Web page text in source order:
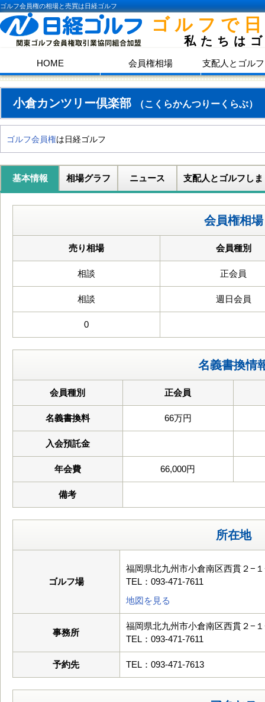
ゴルフ会員権の相場と売買は日経ゴルフ
ゴルフで
私たちは
HOME 会員権相場 支配人とゴル
小倉カンツリー倶楽部 （こくらかんつりーくらぶ）
ゴルフ会員権は日経ゴルフ
基本情報 相場グラフ ニュース 支配人とゴルフしま
会員権相場
売り相場 会員種別
相談 正会員
相談 週日会員
0
名義書換情
会員種別 正会員
名義書換料 66万円
入会預託金
年会費 66,000円
備考
所在地
ゴルフ場
福岡県北九州市小倉南区西貫２−
TEL：093-471-7611
地図を見る
事務所
福岡県北九州市小倉南区西貫２−
TEL：093-471-7611
予約先 TEL：093-471-7613